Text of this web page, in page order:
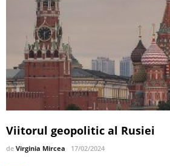
Viitorul geopolitic al Rusiei
de Virginia Mircea 17/02/2024